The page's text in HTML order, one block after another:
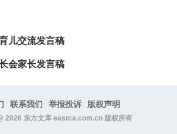
儿交流发言稿
会家长发言稿
联系我们 举报投诉 版权声明
2026 东方文库 eastca.com.cn 版权所有